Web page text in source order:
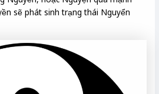
sẽ phát sinh trạng thái Nguyển